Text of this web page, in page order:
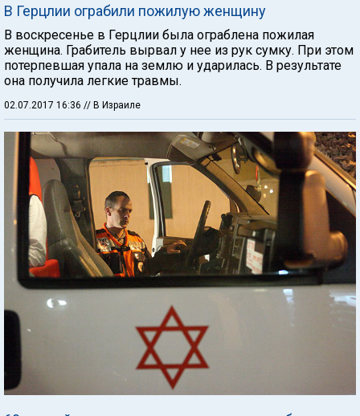
В Герцлии ограбили пожилую женщину
В воскресенье в Герцлии была ограблена пожилая
женщина. Грабитель вырвал у нее из рук сумку. При этом
потерпевшая упала на землю и ударилась. В результате
она получила легкие травмы.
02.07.2017 16:36 // В Израиле